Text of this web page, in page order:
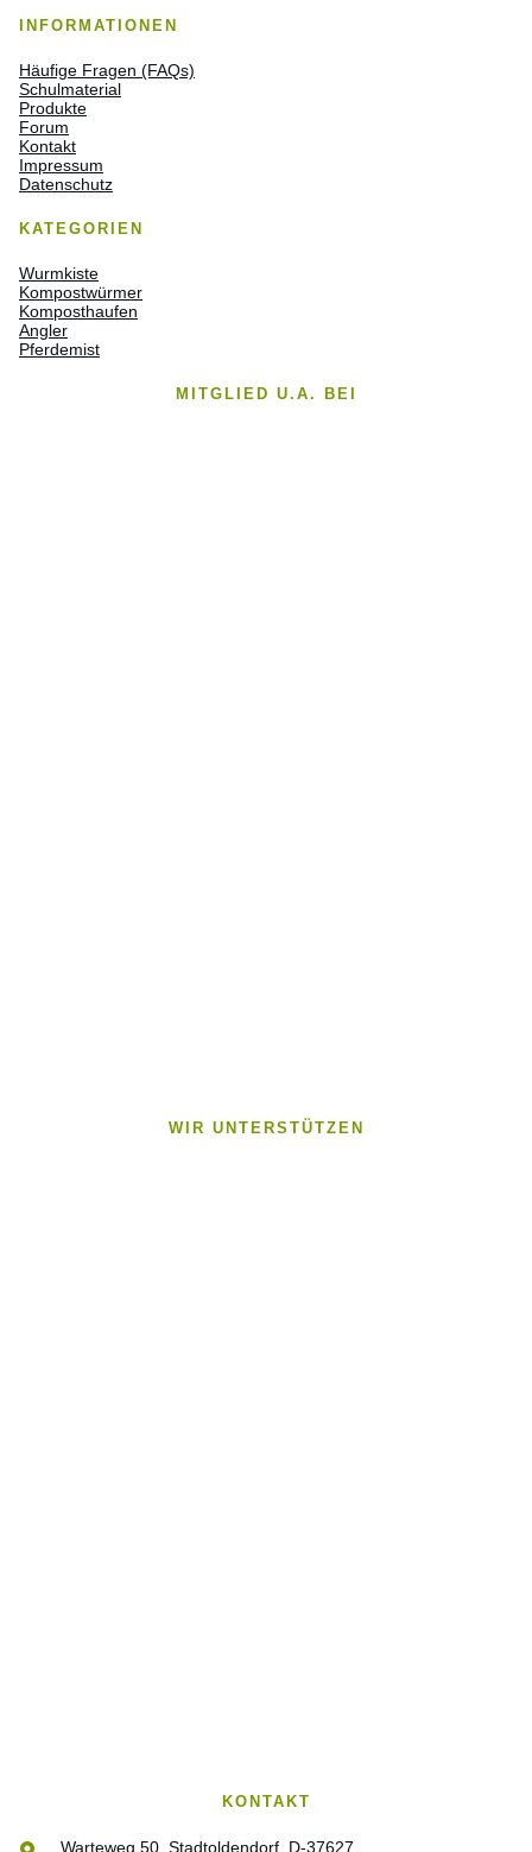
INFORMATIONEN
Häufige Fragen (FAQs)
Schulmaterial
Produkte
Forum
Kontakt
Impressum
Datenschutz
KATEGORIEN
Wurmkiste
Kompostwürmer
Komposthaufen
Angler
Pferdemist
MITGLIED U.A. BEI
WIR UNTERSTÜTZEN
KONTAKT
Warteweg 50, Stadtoldendorf, D-37627